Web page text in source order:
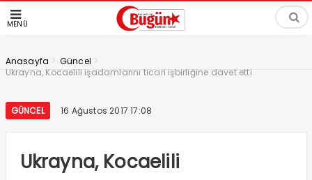
MENÜ
Anasayfa > Güncel >
Ukrayna, Kocaelili işadamlarını ticari işbirliğine davet etti
GÜNCEL 16 Ağustos 2017 17:08
Ukrayna, Kocaelili